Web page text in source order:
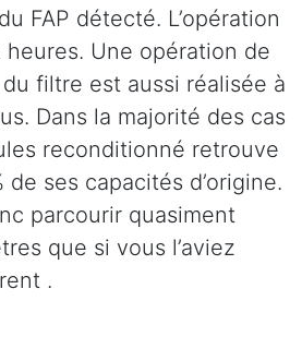
FAP détecté. L’opération
Une opération de
filtre est aussi réalisée à
Dans la majorité des cas
reconditionné retrouve
de ses capacités d’origine.
parcourir quasiment
que si vous l’aviez
.